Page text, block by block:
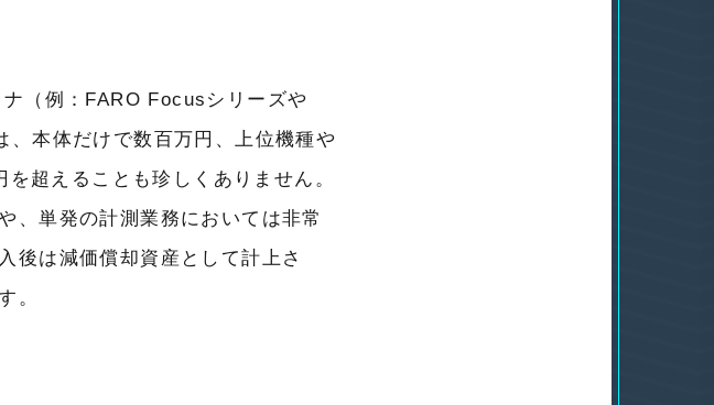
（例：FARO Focusシリーズや
本体だけで数百万円、上位機種や
超えることも珍しくありません。
、単発の計測業務においては非常
後は減価償却資産として計上さ
。